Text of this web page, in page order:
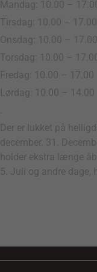
Mandag: 10.00 –
Tirsdag: 10.00 – 17.00
Onsdag: 10.00 – 17.00
Torsdag: 10.00 –
Fredag: 10.00 – 17.00
Lørdag: 10.00 – 14.00
Der er lukket på
december. 31.
holder ekstra længe
5. Juli og andre dage,